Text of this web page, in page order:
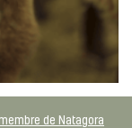
de Natagora